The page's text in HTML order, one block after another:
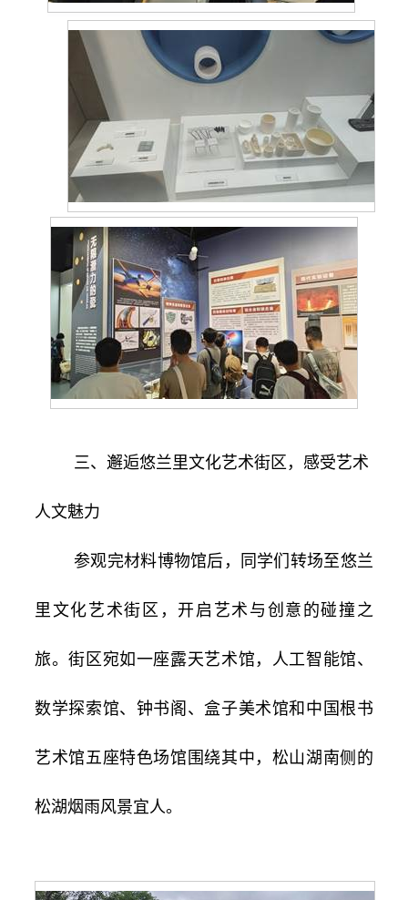
三、邂逅悠兰里文化艺术街区，感受艺术
人文魅力
参观完材料博物馆后，同学们转场至悠兰
里文化艺术街区，开启艺术与创意的碰撞之
旅。街区宛如一座露天艺术馆，人工智能馆、
数学探索馆、钟书阁、盒子美术馆和中国根书
艺术馆五座特色场馆围绕其中，松山湖南侧的
松湖烟雨风景宜人。